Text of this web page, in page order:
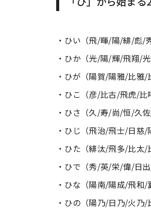
・ひい（飛/暉/陽/緋/彪/
・ひか（光/陽/輝/飛翔/
・ひが（陽賀/陽雅/比雅
・ひこ（彦/比古/飛虎/
・ひさ（久/寿/尚/恒/久
・ひじ（飛治/飛士/日慈
・ひた（緋汰/飛多/比太
・ひで（秀/英/栄/偉/日
・ひな（陽南/陽成/飛和
・ひの（陽乃/日乃/火乃